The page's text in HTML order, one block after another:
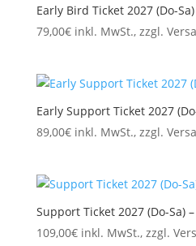
Early Bird Ticket 2027 (Do-
79,00€ inkl. MwSt., zzgl.
Early Support Ticket 2027
89,00€ inkl. MwSt., zzgl.
Support Ticket 2027 (Do-Sa)
109,00€ inkl. MwSt., zzgl.